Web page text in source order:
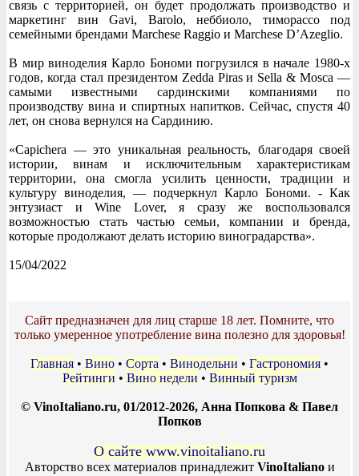
связь с территорией, он будет продолжать производство и
маркетинг вин Gavi, Barolo, неббиоло, тиморассо под
семейными брендами Marchese Raggio и Marchese D’Azeglio.
В мир виноделия Карло Бономи погрузился в начале 1980-х
годов, когда стал президентом Zedda Piras и Sella & Mosca —
самыми известными сардинскими компаниями по
производству вина и спиртных напитков. Сейчас, спустя 40
лет, он снова вернулся на Сардинию.
«Capichera — это уникальная реальность, благодаря своей
истории, винам и исключительным характеристикам
территории, она смогла усилить ценности, традиции и
культуру виноделия, — подчеркнул Карло Бономи. - Как
энтузиаст и Wine Lover, я сразу же воспользовался
возможностью стать частью семьи, компании и бренда,
которые продолжают делать историю виноградарства».
15/04/2022
Сайт предназначен для лиц старше 18 лет. Помните, что
только умеренное употребление вина полезно для здоровья!
Главная • Вино • Сорта • Винодельни • Гастрономия •
Рейтинги • Вино недели • Винный туризм
© VinoItaliano.ru, 01/2012-2026, Анна Попкова & Павел
Попков
О сайте www.vinoitaliano.ru
Авторство всех материалов принадлежит VinoItalianoи